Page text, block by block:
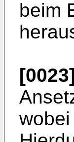
beim
[0023]